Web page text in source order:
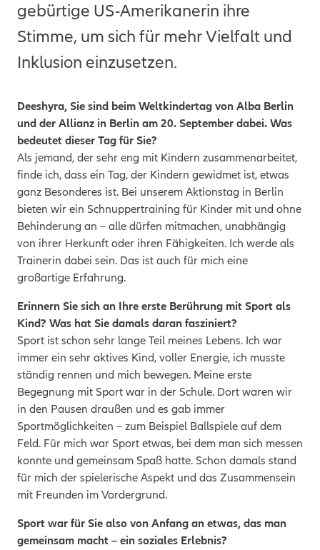
gebürtige US-Amerikanerin ihre
Stimme, um sich für mehr Vielfalt und
Inklusion einzusetzen.
Deeshyra, Sie sind beim Weltkindertag von Alba Berlin
und der Allianz in Berlin am 20. September dabei. Was
bedeutet dieser Tag für Sie?
Als jemand, der sehr eng mit Kindern zusammenarbeitet,
finde ich, dass ein Tag, der Kindern gewidmet ist, etwas
ganz Besonderes ist. Bei unserem Aktionstag in Berlin
bieten wir ein Schnuppertraining für Kinder mit und ohne
Behinderung an – alle dürfen mitmachen, unabhängig
von ihrer Herkunft oder ihren Fähigkeiten. Ich werde als
Trainerin dabei sein. Das ist auch für mich eine
großartige Erfahrung.
Erinnern Sie sich an Ihre erste Berührung mit Sport als
Kind? Was hat Sie damals daran fasziniert?
Sport ist schon sehr lange Teil meines Lebens. Ich war
immer ein sehr aktives Kind, voller Energie, ich musste
ständig rennen und mich bewegen. Meine erste
Begegnung mit Sport war in der Schule. Dort waren wir
in den Pausen draußen und es gab immer
Sportmöglichkeiten – zum Beispiel Ballspiele auf dem
Feld. Für mich war Sport etwas, bei dem man sich messen
konnte und gemeinsam Spaß hatte. Schon damals stand
für mich der spielerische Aspekt und das Zusammensein
mit Freunden im Vordergrund.
Sport war für Sie also von Anfang an etwas, das man
gemeinsam macht – ein soziales Erlebnis?